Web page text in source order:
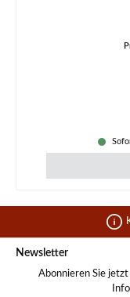
Newsletter
Abonnieren Sie